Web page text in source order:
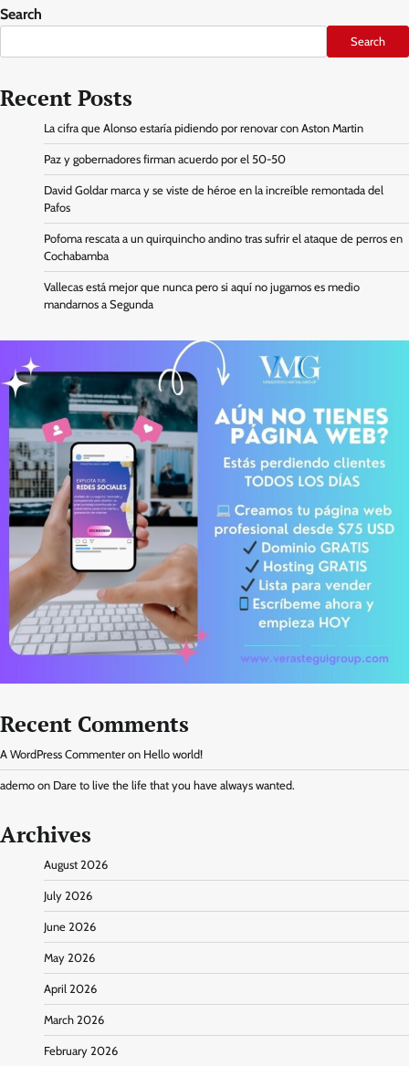
Search
Search
Recent Posts
La cifra que Alonso estaría pidiendo por renovar con Aston Martin
Paz y gobernadores firman acuerdo por el 50-50
David Goldar marca y se viste de héroe en la increíble remontada del
Pafos
Pofoma rescata a un quirquincho andino tras sufrir el ataque de perros en
Cochabamba
Vallecas está mejor que nunca pero si aquí no jugamos es medio
mandarnos a Segunda
Recent Comments
A WordPress Commenter on Hello world!
ademo on Dare to live the life that you have always wanted.
Archives
August 2026
July 2026
June 2026
May 2026
April 2026
March 2026
February 2026